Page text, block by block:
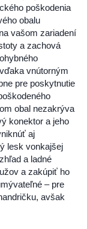
poškodenia
obalu
vašom zariadení
a zachová
vnútorným
pre poskytnutie
obal nezakrýva
konektor a jeho
aj
lesk vonkajšej
a ladné
a zakúpiť ho
– pre
avšak